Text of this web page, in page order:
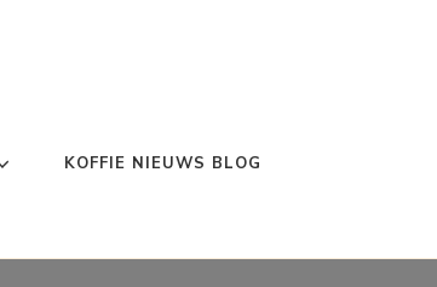
KOFFIE NIEUWS BLOG